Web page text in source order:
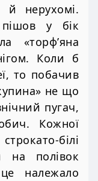
нерухомі.
у бік
«торф’яна
Коли б
то побачив
не що
пугач,
Кожної
білі
полівок
належало